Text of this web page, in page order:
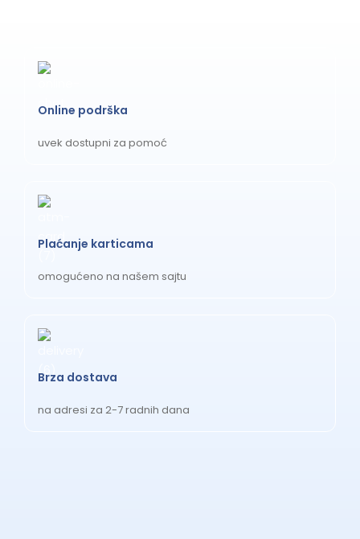
Online podrška
uvek dostupni za pomoć
Plaćanje karticama
omogućeno na našem sajtu
Brza dostava
na adresi za 2-7 radnih dana